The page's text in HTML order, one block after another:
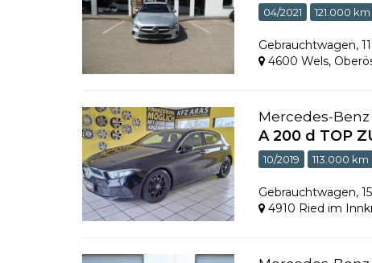
04/2021 121.000 km
Gebrauchtwagen,
4600 Wels,
Mercedes-Benz
A 200 d TOP
10/2019 113.000 km
Gebrauchtwagen,
4910 Ried im